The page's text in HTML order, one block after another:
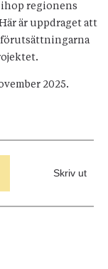
regionens
är uppdraget att
2025.
Skriv ut